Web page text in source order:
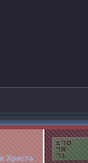
Христа.